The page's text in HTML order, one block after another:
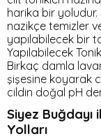
harika bir yoludur.
nazikçe temizler
yapılabilecek bir
Yapılabilecek
Birkaç damla
şişesine koyarak
cildin doğal pH
Siyez Buğdayı
Yolları